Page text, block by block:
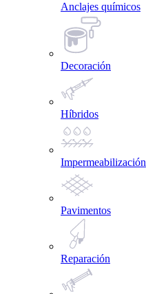
Anclajes químicos
Decoración
Híbridos
Impermeabilización
Pavimentos
Reparación